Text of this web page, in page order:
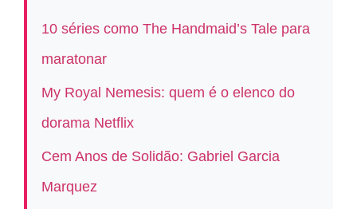
10 séries como The Handmaid’s Tale para
maratonar
My Royal Nemesis: quem é o elenco do
dorama Netflix
Cem Anos de Solidão: Gabriel Garcia
Marquez